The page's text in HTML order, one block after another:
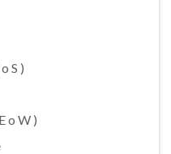
S )
o W )